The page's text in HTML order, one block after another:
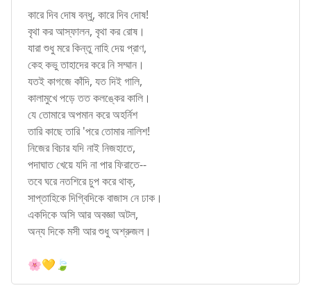
কারে দিব দোষ বন্ধু, কারে দিব দোষ!
বৃথা কর আস্ফালন, বৃথা কর রোষ।
যারা শুধু মরে কিন্তু নাহি দেয় প্রাণ,
কেহ কভু তাহাদের করে নি সম্মান।
যতই কাগজে কাঁদি, যত দিই গালি,
কালামুখে পড়ে তত কলঙ্কের কালি।
যে তোমারে অপমান করে অহর্নিশ
তারি কাছে তারি 'পরে তোমার নালিশ!
নিজের বিচার যদি নাই নিজহাতে,
পদাঘাত খেয়ে যদি না পার ফিরাতে--
তবে ঘরে নতশিরে চুপ করে থাক্,
সাপ্তাহিকে দিগ্বিদিকে বাজাস নে ঢাক।
একদিকে অসি আর অবজ্ঞা অটল,
অন্য দিকে মসী আর শুধু অশ্রুজল।
🌸💛🍃